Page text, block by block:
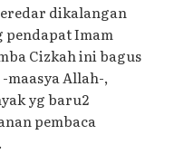
dikalangan
Imam
Cizkah ini bagus
maasya Allah-,
yg baru2
pembaca